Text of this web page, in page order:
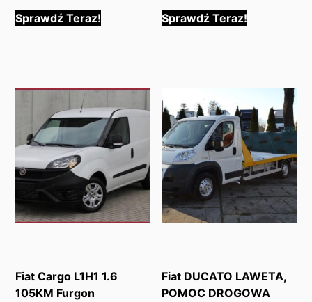
Sprawdź Teraz! Sprawdź Teraz!
Fiat Cargo L1H1 1.6
105KM Furgon
Fiat DUCATO LAWETA,
POMOC DROGOWA